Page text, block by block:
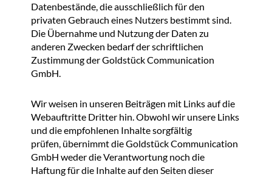
Datenbestände, die ausschließlich für den
privaten Gebrauch eines Nutzers bestimmt sind.
Die Übernahme und Nutzung der Daten zu
anderen Zwecken bedarf der schriftlichen
Zustimmung der Goldstück Communication
GmbH.
Wir weisen in unseren Beiträgen mit Links auf die
Webauftritte Dritter hin. Obwohl wir unsere Links
und die empfohlenen Inhalte sorgfältig
prüfen, übernimmt die Goldstück Communication
GmbH weder die Verantwortung noch die
Haftung für die Inhalte auf den Seiten dieser